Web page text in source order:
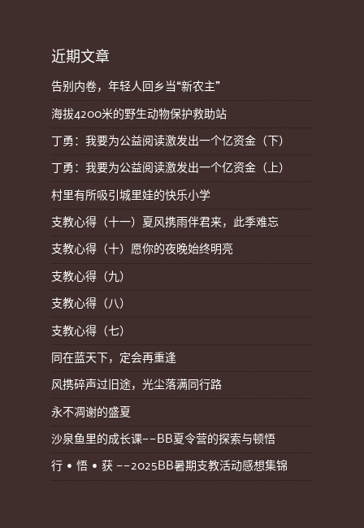
近期文章
告别内卷，年轻人回乡当“新农主”
海拔4200米的野生动物保护救助站
丁勇：我要为公益阅读激发出一个亿资金（下）
丁勇：我要为公益阅读激发出一个亿资金（上）
村里有所吸引城里娃的快乐小学
支教心得（十一）夏风携雨伴君来，此季难忘
支教心得（十）愿你的夜晚始终明亮
支教心得（九）
支教心得（八）
支教心得（七）
同在蓝天下，定会再重逢
风携碎声过旧途，光尘落满同行路
永不凋谢的盛夏
沙泉鱼里的成长课——BB夏令营的探索与顿悟
行 • 悟 • 获 ——2025BB暑期支教活动感想集锦